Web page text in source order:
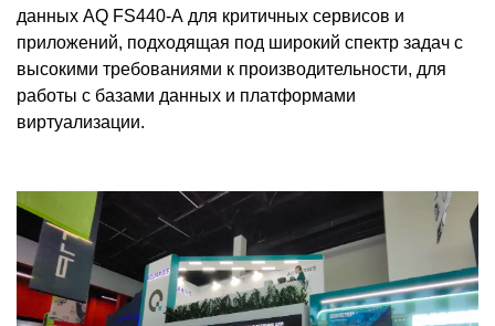
данных AQ FS440-А для критичных сервисов и
приложений, подходящая под широкий спектр задач с
высокими требованиями к производительности, для
работы с базами данных и платформами
виртуализации.